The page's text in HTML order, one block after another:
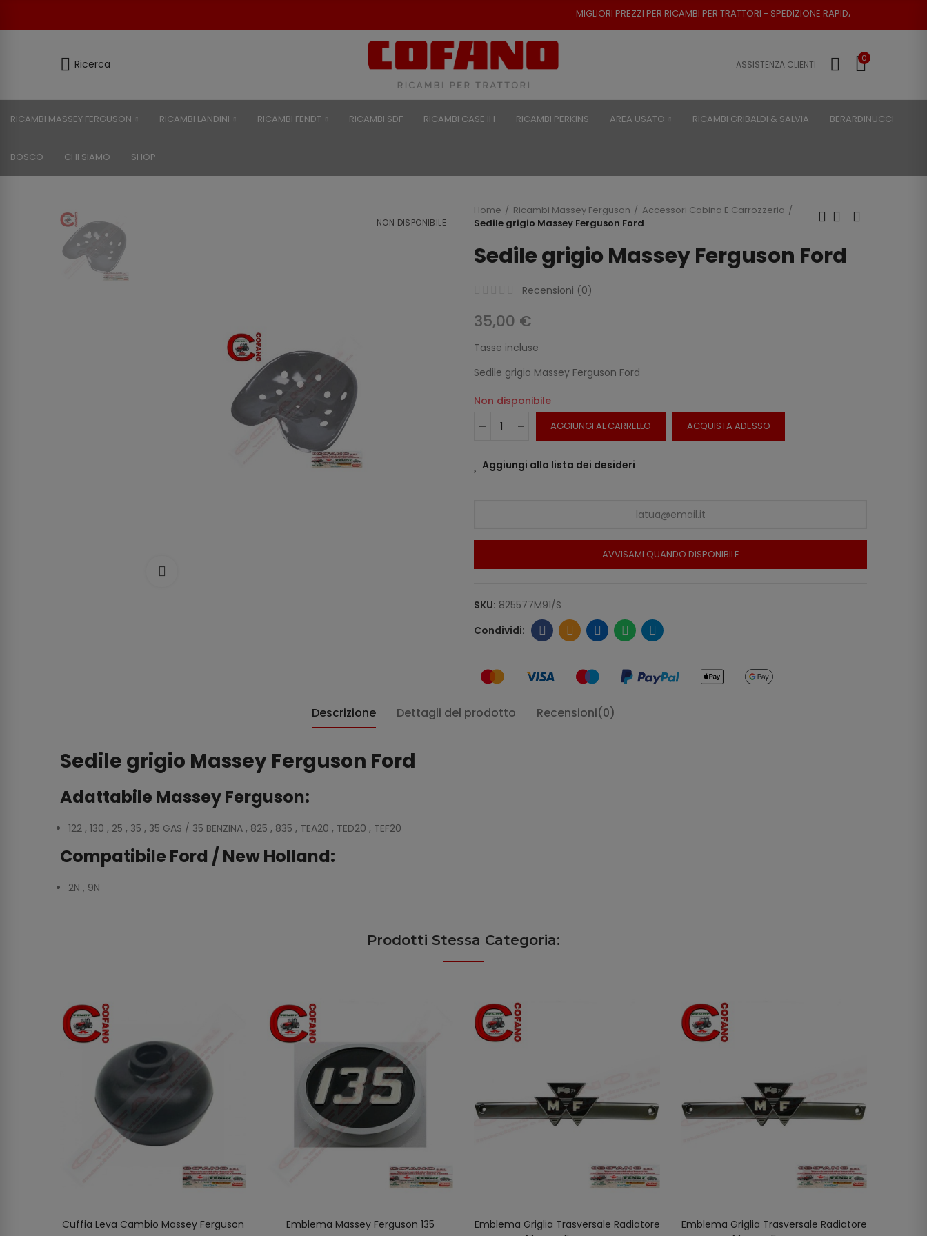
MIGLIORI PREZZI PER RICAMBI PER TRATTORI - SPEDIZIONE RAPIDA - RESO POSSIBILE
Ricerca ASSISTENZA CLIENTI
0
RICAMBI MASSEY FERGUSON RICAMBI LANDINI RICAMBI FENDT RICAMBI SDF RICAMBI CASE IH RICAMBI PERKINS AREA USATO RICAMBI GRIBALDI & SALVIA BERARDINUCCI
BOSCO CHI SIAMO SHOP
NON DISPONIBILE
Home Ricambi Massey Ferguson
Accessori Cabina E Carrozzeria
Sedile grigio Massey Ferguson Ford
Sedile grigio Massey Ferguson Ford
Recensioni (0)
35,00 €
Tasse incluse
Sedile grigio Massey Ferguson Ford
Non disponibile
AGGIUNGI AL CARRELLO ACQUISTA ADESSO
Aggiungi alla lista dei desideri
AVVISAMI QUANDO DISPONIBILE
SKU: 825577M91/S
Descrizione Dettagli del prodotto Recensioni(0)
Sedile grigio Massey Ferguson Ford
Adattabile Massey Ferguson:
122 , 130 , 25 , 35 , 35 GAS / 35 BENZINA , 825 , 835 , TEA20 , TED20 , TEF20
Compatibile Ford / New Holland:
2N , 9N
Prodotti Stessa Categoria:
AGGIUNGI AL CARRELLO
Cuffia Leva Cambio Massey Ferguson
AGGIUNGI AL CARRELLO
Emblema Massey Ferguson 135
AGGIUNGI AL CARRELLO
Emblema Griglia Trasversale Radiatore
AGGIUNGI AL CARRELLO
Emblema Griglia Trasversale Radiatore